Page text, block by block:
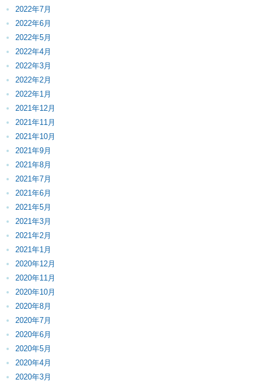
2022年7月
2022年6月
2022年5月
2022年4月
2022年3月
2022年2月
2022年1月
2021年12月
2021年11月
2021年10月
2021年9月
2021年8月
2021年7月
2021年6月
2021年5月
2021年3月
2021年2月
2021年1月
2020年12月
2020年11月
2020年10月
2020年8月
2020年7月
2020年6月
2020年5月
2020年4月
2020年3月